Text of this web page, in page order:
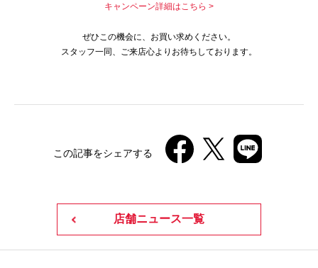
キャンペーン詳細はこちら >
ぜひこの機会に、お買い求めください。
スタッフ一同、ご来店心よりお待ちしております。
この記事をシェアする
店舗ニュース一覧